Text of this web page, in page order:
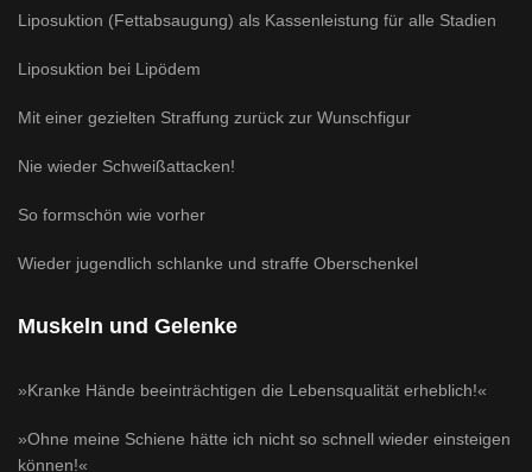
Liposuktion (Fettabsaugung) als Kassenleistung für alle Stadien
Liposuktion bei Lipödem
Mit einer gezielten Straffung zurück zur Wunschfigur
Nie wieder Schweißattacken!
So formschön wie vorher
Wieder jugendlich schlanke und straffe Oberschenkel
Muskeln und Gelenke
»Kranke Hände beeinträchtigen die Lebensqualität erheblich!«
»Ohne meine Schiene hätte ich nicht so schnell wieder einsteigen
können!«